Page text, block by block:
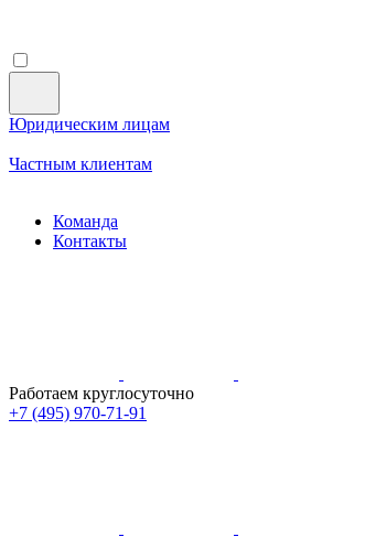
Юридическим лицам
Частным клиентам
Команда
Контакты
Работаем круглосуточно
+7 (495) 970-71-91